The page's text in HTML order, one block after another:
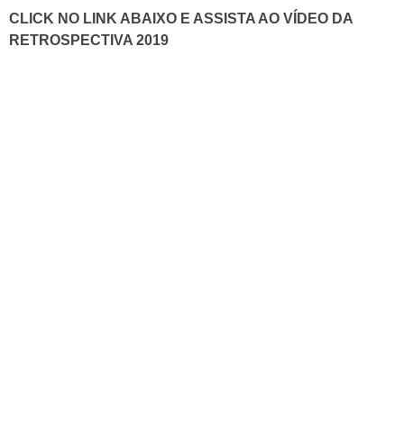
CLICK NO LINK ABAIXO E ASSISTA AO VÍDEO DA
RETROSPECTIVA 2019